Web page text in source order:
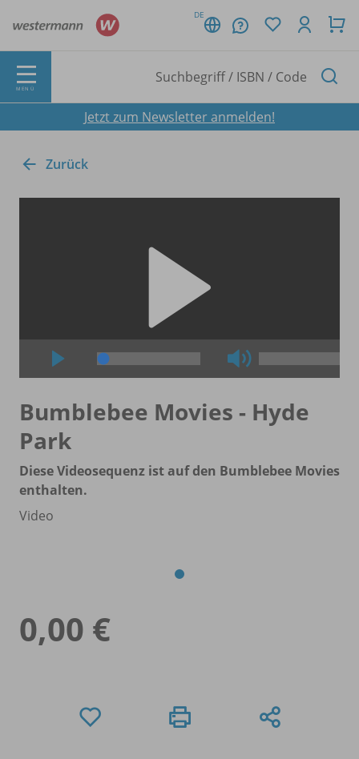
DE
MENÜ
Jetzt zum Newsletter anmelden!
Zurück
Bumblebee Movies - Hyde
Park
Diese Videosequenz ist auf den Bumblebee Movies
enthalten.
Video
0,00 €